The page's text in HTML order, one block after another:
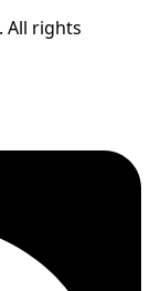
All rights